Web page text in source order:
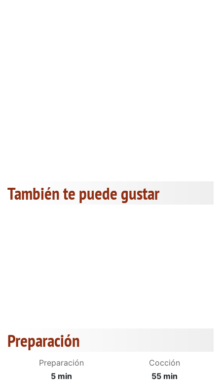
También te puede gustar
Preparación
Preparación
5 min
Cocción
55 min